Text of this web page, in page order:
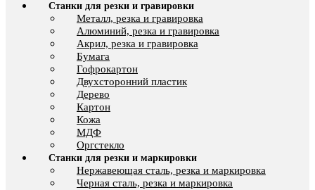
Станки для резки и гравировки
Металл, резка и гравировка
Алюминий, резка и гравировка
Акрил, резка и гравировка
Бумага
Гофрокартон
Двухсторонний пластик
Дерево
Картон
Кожа
МДФ
Оргстекло
Станки для резки и маркировки
Нержавеющая сталь, резка и маркировка
Черная сталь, резка и маркировка